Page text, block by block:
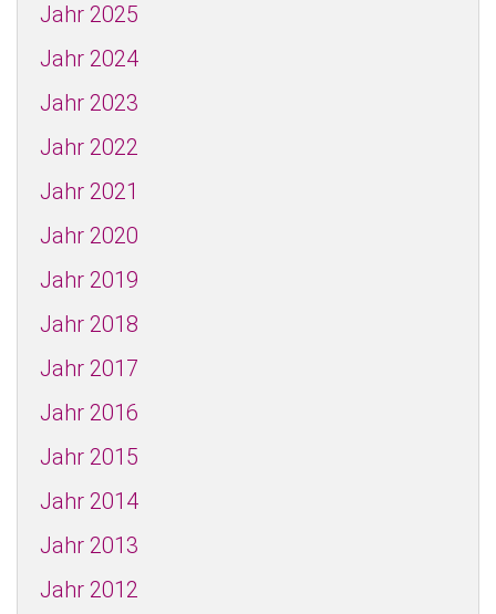
Jahr 2025
Jahr 2024
Jahr 2023
Jahr 2022
Jahr 2021
Jahr 2020
Jahr 2019
Jahr 2018
Jahr 2017
Jahr 2016
Jahr 2015
Jahr 2014
Jahr 2013
Jahr 2012